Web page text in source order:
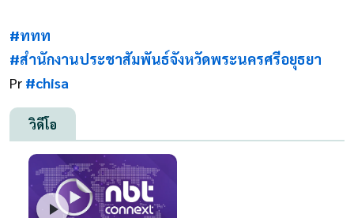
#ททท
#สำนักงานประชาสัมพันธ์จังหวัดพระนครศรีอยุธยา
Pr #chisa
วิดีโอ